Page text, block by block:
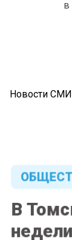
в
Новости
В